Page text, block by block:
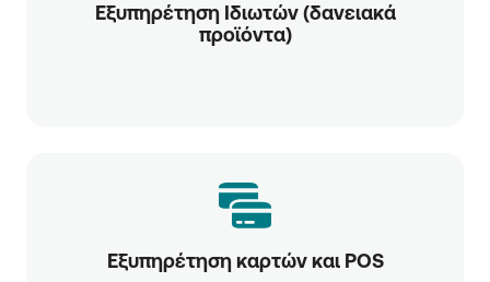
Εξυπηρέτηση Ιδιωτών (δανειακά
προϊόντα)
Εξυπηρέτηση καρτών και POS